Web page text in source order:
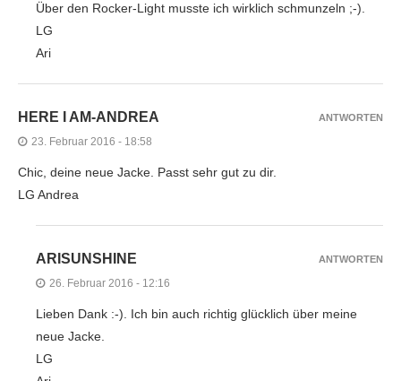
Über den Rocker-Light musste ich wirklich schmunzeln ;-).
LG
Ari
HERE I AM-ANDREA
23. Februar 2016 - 18:58
Chic, deine neue Jacke. Passt sehr gut zu dir.
LG Andrea
ANTWORTEN
ARISUNSHINE
26. Februar 2016 - 12:16
Lieben Dank :-). Ich bin auch richtig glücklich über meine
neue Jacke.
LG
ANTWORTEN